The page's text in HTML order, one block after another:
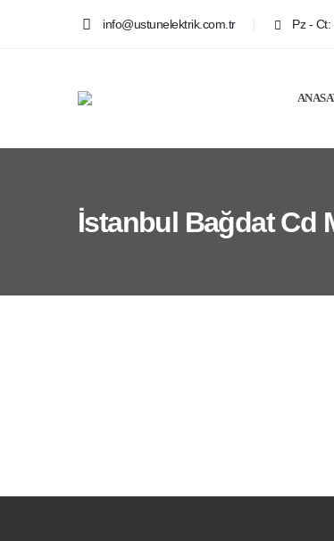
info@ustunelektrik.com.tr Pz -
İstanbul Bağdat Cd